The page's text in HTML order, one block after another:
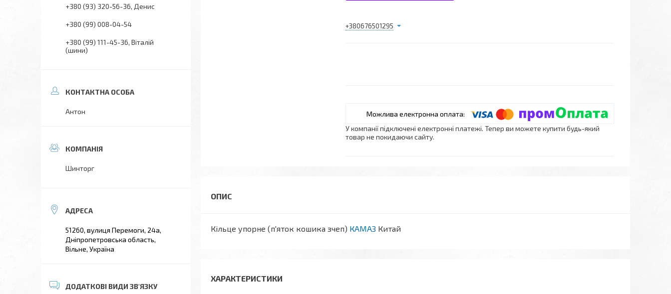
+380676501295
У компанії підключені електронні платежі. Тепер ви можете купити будь-який
товар не покидаючи сайту.
Кільце упорне (п'яток кошика зчеп) КАМАЗ Китай
ХАРАКТЕРИСТИКИ
+380 (93) 320-56-36 Денис
+380 (99) 008-04-54
+380 (99) 111-45-36 Віталій
(шини)
Антон
Шинторг
51260, вулиця Перемоги, 24а,
Дніпропетровська область,
Вільне, Україна